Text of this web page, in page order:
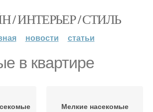
/ ИНТЕРЬЕР / СТИЛЬ
новости статьи
в квартире
Мелкие насекомые